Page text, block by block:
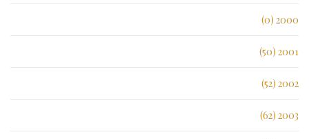
2000 (0)
2001 (50)
2002 (52)
2003 (62)